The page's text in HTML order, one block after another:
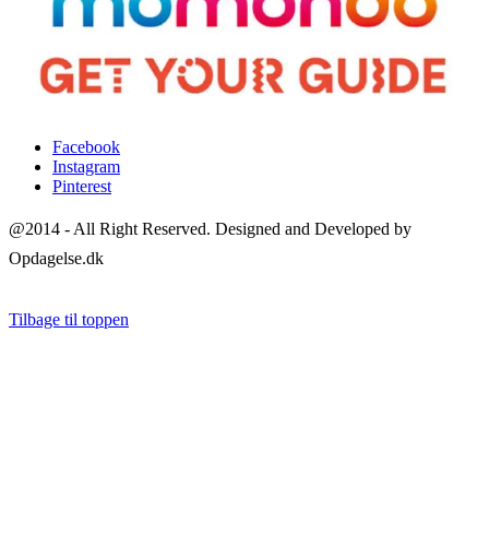
Facebook
Instagram
Pinterest
@2014 - All Right Reserved. Designed and Developed by
Opdagelse.dk
Tilbage til toppen